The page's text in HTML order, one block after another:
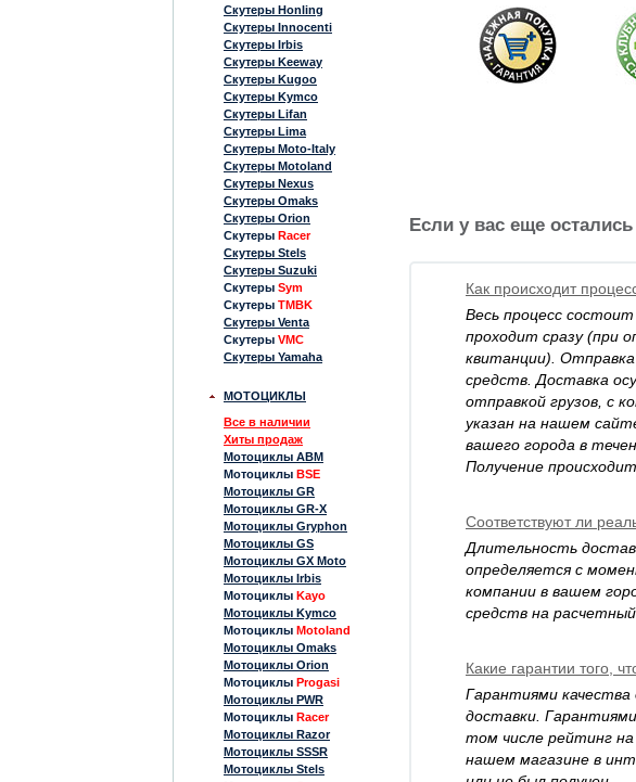
Скутеры Honling
Скутеры Innocenti
Скутеры Irbis
Скутеры Keeway
Скутеры Kugoo
Скутеры Kymco
Скутеры Lifan
Скутеры Lima
Скутеры Moto-Italy
Скутеры Motoland
Скутеры Nexus
Скутеры Omaks
Скутеры Orion
Скутеры Racer
Скутеры Stels
Скутеры Suzuki
Скутеры Sym
Скутеры TMBK
Скутеры Venta
Скутеры VMC
Скутеры Yamaha
МОТОЦИКЛЫ
Все в наличии
Хиты продаж
Мотоциклы ABM
Мотоциклы BSE
Мотоциклы GR
Мотоциклы GR-X
Мотоциклы Gryphon
Мотоциклы GS
Мотоциклы GX Moto
Мотоциклы Irbis
Мотоциклы Kayo
Мотоциклы Kymco
Мотоциклы Motoland
Мотоциклы Omaks
Мотоциклы Orion
Мотоциклы Progasi
Мотоциклы PWR
Мотоциклы Racer
Мотоциклы Razor
Мотоциклы SSSR
Мотоциклы Stels
Если у вас еще
Как происходит
Весь процесс
проходит сразу (при
квитанции). Отправка
средств. Доставка
отправкой грузов, с
указан на нашем
вашего города в
Получение
Соответствуют ли
Длительность
определяется с
компании в вашем
средств на
Какие гарантии того,
Гарантиями качества
доставки.
том числе рейтинг
нашем магазине в